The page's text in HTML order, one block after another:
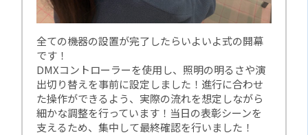
全ての機器の設置が完了したらいよいよ式の開幕
です！
DMXコントローラーを使用し、照明の明るさや演
出切り替えを事前に設定しました！進行に合わせ
た操作ができるよう、実際の流れを想定しながら
細かな調整を行っています！当日の表彰シーンを
支えるため、集中して最終確認を行いました！